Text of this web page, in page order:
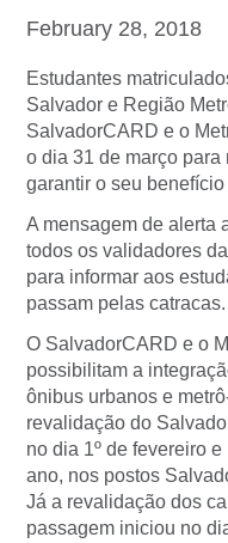
February 28, 2018
Estudantes
Salvador e Região
SalvadorCARD e o
o dia 31 de março
garantir o seu
A mensagem de alerta
todos os validadores
para informar aos
passam pelas catracas.
O SalvadorCARD e o
possibilitam a
ônibus urbanos e
revalidação do
no dia 1º de fevereiro
ano, nos postos
Já a revalidação dos
passagem iniciou no